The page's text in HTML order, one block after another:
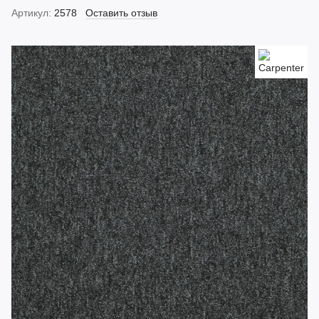
Артикул: 2578 Оставить отзыв